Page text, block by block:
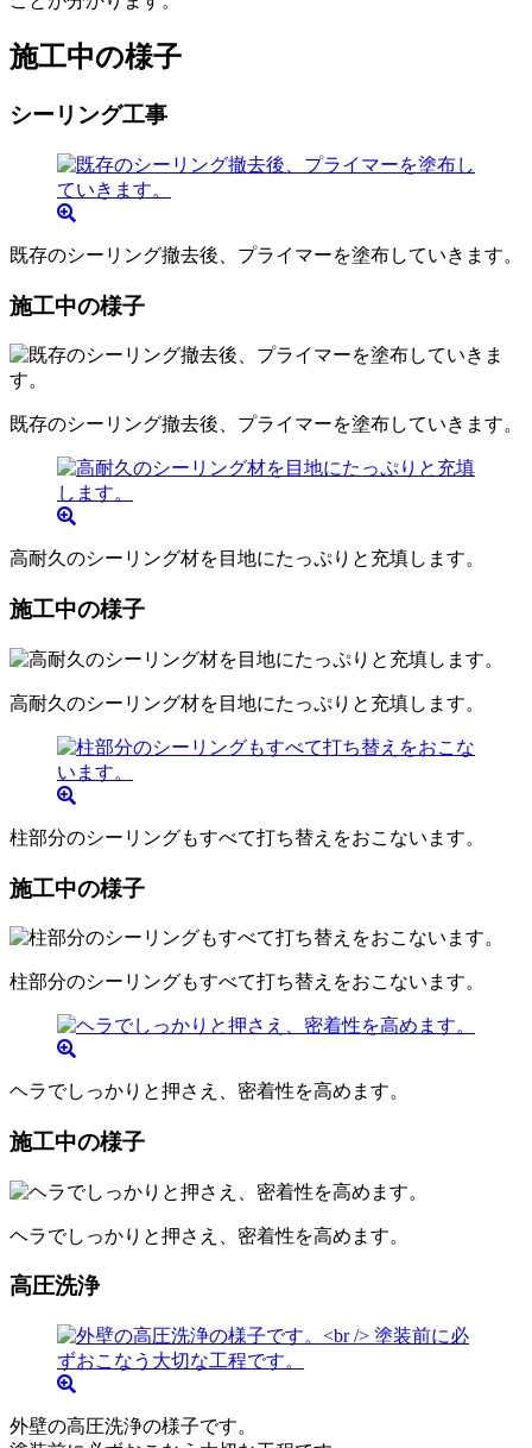
施工中の様子
シーリング工事
既存のシーリング撤去後、プライマーを塗布していきます。
施工中の様子
既存のシーリング撤去後、プライマーを塗布していきます。
高耐久のシーリング材を目地にたっぷりと充填します。
施工中の様子
高耐久のシーリング材を目地にたっぷりと充填します。
柱部分のシーリングもすべて打ち替えをおこないます。
施工中の様子
柱部分のシーリングもすべて打ち替えをおこないます。
ヘラでしっかりと押さえ、密着性を高めます。
施工中の様子
ヘラでしっかりと押さえ、密着性を高めます。
高圧洗浄
外壁の高圧洗浄の様子です。